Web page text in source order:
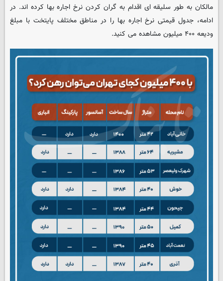
مالکان به طور سلیقه ای اقدام به گران کردن نرخ اجاره بها کرده اند. در
ادامه، جدول قیمتی نرخ اجاره بها را در مناطق مختلف پایتخت با مبلغ
ودیعه ۴۰۰ میلیون مشاهده می کنید.